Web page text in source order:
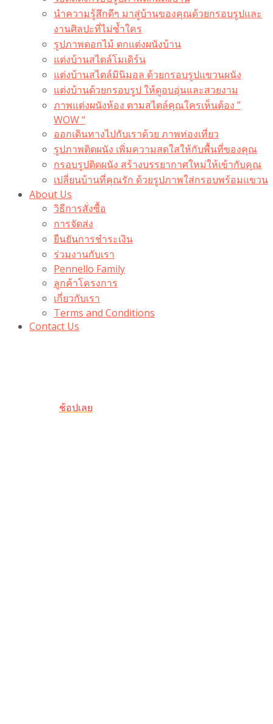
นำความรู้สึกดีๆ มาสู่บ้านของคุณด้วยกรอบรูปและ
งานศิลปะที่ไม่ซ้ำใคร
รูปภาพดอกไม้ ตกแต่งผนังบ้าน
แต่งบ้านสไตล์โมเดิร์น
แต่งบ้านสไตล์มินิมอล ด้วยกรอบรูปแขวนผนัง
แต่งบ้านด้วยกรอบรูป ให้ดูอบอุ่นและสวยงาม
ภาพแต่งผนังห้อง ตามสไตล์คุณใครเห็นต้อง ”
WOW “
ออกเดินทางไปกับเราด้วย ภาพท่องเที่ยว
รูปภาพติดผนัง เพิ่มความสดใสให้กับพื้นที่ของคุณ
กรอบรูปติดผนัง สร้างบรรยากาศใหม่ให้เข้ากับคุณ
เปลี่ยนบ้านที่คุณรัก ด้วยรูปภาพใส่กรอบพร้อมแขวน​
About Us
วิธีการสั่งซื้อ
การจัดส่ง
ยืนยันการชำระเงิน
ร่วมงานกับเรา
Pennello Family
ลูกค้าโครงการ
เกี่ยวกับเรา
Terms and Conditions
Contact Us
ช้อปเลย